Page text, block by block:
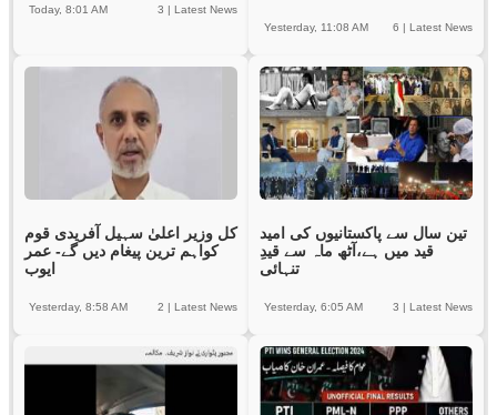
3 | Latest News
Today, 8:01 AM
6 | Latest News
Yesterday, 11:08 AM
کل وزیر اعلیٰ سہیل آفریدی قوم
کواہم ترین پیغام دیں گے- عمر
ایوب
2 | Latest News
Yesterday, 8:58 AM
تین سال سے پاکستانیوں کی امید
قید میں ہے،آٹھ ماہ سے قیدِ
تنہائی
3 | Latest News
Yesterday, 6:05 AM